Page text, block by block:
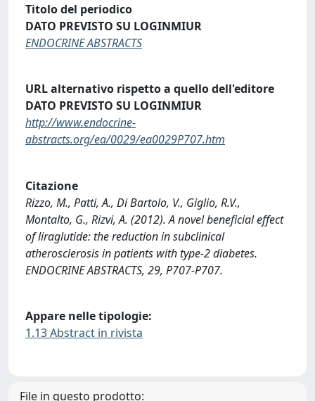
Titolo del periodico
DATO PREVISTO SU LOGINMIUR
ENDOCRINE ABSTRACTS
URL alternativo rispetto a quello dell'editore
DATO PREVISTO SU LOGINMIUR
http://www.endocrine-
abstracts.org/ea/0029/ea0029P707.htm
Citazione
Rizzo, M., Patti, A., Di Bartolo, V., Giglio, R.V.,
Montalto, G., Rizvi, A. (2012). A novel beneficial effect
of liraglutide: the reduction in subclinical
atherosclerosis in patients with type-2 diabetes.
ENDOCRINE ABSTRACTS, 29, P707-P707.
Appare nelle tipologie:
1.13 Abstract in rivista
File in questo prodotto: